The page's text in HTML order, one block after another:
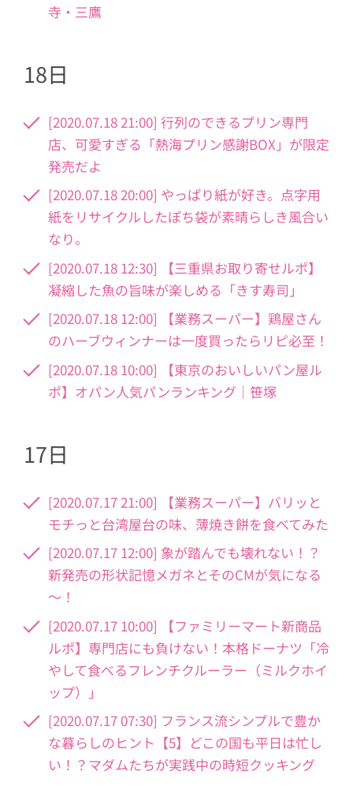
寺・三鷹
18日
[2020.07.18 21:00] 行列のできるプリン専門
店、可愛すぎる「熱海プリン感謝BOX」が限定
発売だよ
[2020.07.18 20:00] やっぱり紙が好き。点字用
紙をリサイクルしたぽち袋が素晴らしき風合い
なり。
[2020.07.18 12:30] 【三重県お取り寄せルポ】
凝縮した魚の旨味が楽しめる「きす寿司」
[2020.07.18 12:00] 【業務スーパー】鶏屋さん
のハーブウィンナーは一度買ったらリピ必至！
[2020.07.18 10:00] 【東京のおいしいパン屋ル
ポ】オパン人気パンランキング｜笹塚
17日
[2020.07.17 21:00] 【業務スーパー】バリッと
モチっと台湾屋台の味、薄焼き餅を食べてみた
[2020.07.17 12:00] 象が踏んでも壊れない！？
新発売の形状記憶メガネとそのCMが気になる
～！
[2020.07.17 10:00] 【ファミリーマート新商品
ルポ】専門店にも負けない！本格ドーナツ「冷
やして食べるフレンチクルーラー（ミルクホイ
ップ）」
[2020.07.17 07:30] フランス流シンプルで豊か
な暮らしのヒント【5】どこの国も平日は忙し
い！？マダムたちが実践中の時短クッキング